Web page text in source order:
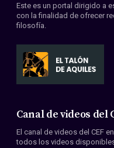
Convenios
Este es un portal dirigido a
con la finalidad de ofrecer
filosofía.
Canal de videos del
El canal de videos del CEF
todos los videos